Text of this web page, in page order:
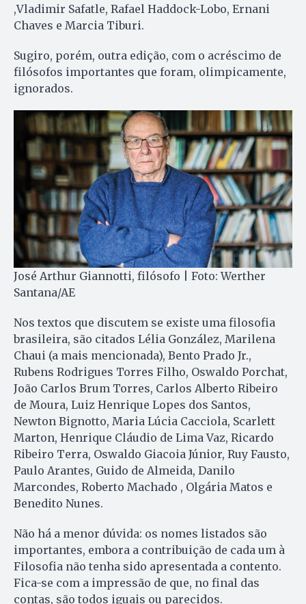
,Vladimir Safatle, Rafael Haddock-Lobo, Ernani
Chaves e Marcia Tiburi.
Sugiro, porém, outra edição, com o acréscimo de
filósofos importantes que foram, olimpicamente,
ignorados.
José Arthur Giannotti, filósofo | Foto: Werther
Santana/AE
Nos textos que discutem se existe uma filosofia
brasileira, são citados Lélia González, Marilena
Chaui (a mais mencionada), Bento Prado Jr.,
Rubens Rodrigues Torres Filho, Oswaldo Porchat,
João Carlos Brum Torres, Carlos Alberto Ribeiro
de Moura, Luiz Henrique Lopes dos Santos,
Newton Bignotto, Maria Lúcia Cacciola, Scarlett
Marton, Henrique Cláudio de Lima Vaz, Ricardo
Ribeiro Terra, Oswaldo Giacoia Júnior, Ruy Fausto,
Paulo Arantes, Guido de Almeida, Danilo
Marcondes, Roberto Machado , Olgária Matos e
Benedito Nunes.
Não há a menor dúvida: os nomes listados são
importantes, embora a contribuição de cada um à
Filosofia não tenha sido apresentada a contento.
Fica-se com a impressão de que, no final das
contas, são todos iguais ou parecidos.